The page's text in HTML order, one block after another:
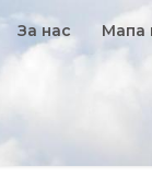
За нас Мапа